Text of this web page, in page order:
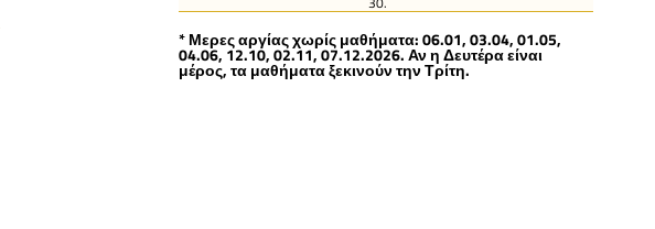
* Μερες αργίας χωρίς μαθήματα: 06.01, 03.04, 01.05,
04.06, 12.10, 02.11, 07.12.2026. Αν η Δευτέρα είναι
μέρος, τα μαθήματα ξεκινούν την Τρίτη.